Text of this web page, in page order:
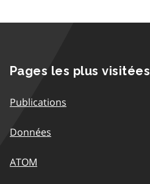
Pages les plus visitées
Publications
Données
ATOM